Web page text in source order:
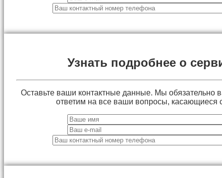
Узнать подробнее о
Оставьте ваши контактные данные. Мы обязательно
ответим на все ваши вопросы, касающиеся